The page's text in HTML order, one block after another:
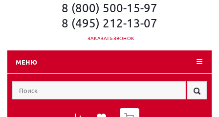
8 (800) 500-15-97
8 (495) 212-13-07
ЗАКАЗАТЬ ЗВОНОК
МЕНЮ
0